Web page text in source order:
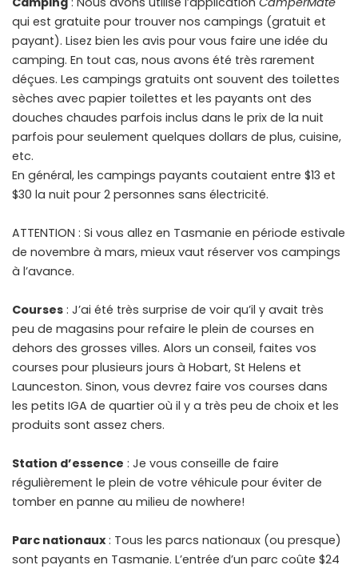
qui est gratuite pour trouver nos campings (gratuit et
payant). Lisez bien les avis pour vous faire une idée du
camping. En tout cas, nous avons été très rarement
déçues. Les campings gratuits ont souvent des toilettes
sèches avec papier toilettes et les payants ont des
douches chaudes parfois inclus dans le prix de la nuit
parfois pour seulement quelques dollars de plus, cuisine,
etc.
En général, les campings payants coutaient entre $13 et
$30 la nuit pour 2 personnes sans électricité.
ATTENTION : Si vous allez en Tasmanie en période estivale
de novembre à mars, mieux vaut réserver vos campings
à l’avance.
Courses : J’ai été très surprise de voir qu’il y avait très
peu de magasins pour refaire le plein de courses en
dehors des grosses villes. Alors un conseil, faites vos
courses pour plusieurs jours à Hobart, St Helens et
Launceston. Sinon, vous devrez faire vos courses dans
les petits IGA de quartier où il y a très peu de choix et les
produits sont assez chers.
Station d’essence : Je vous conseille de faire
régulièrement le plein de votre véhicule pour éviter de
tomber en panne au milieu de nowhere!
Parc nationaux: Tous les parcs nationaux (ou presque)
sont payants en Tasmanie. L’entrée d’un parc coûte $24